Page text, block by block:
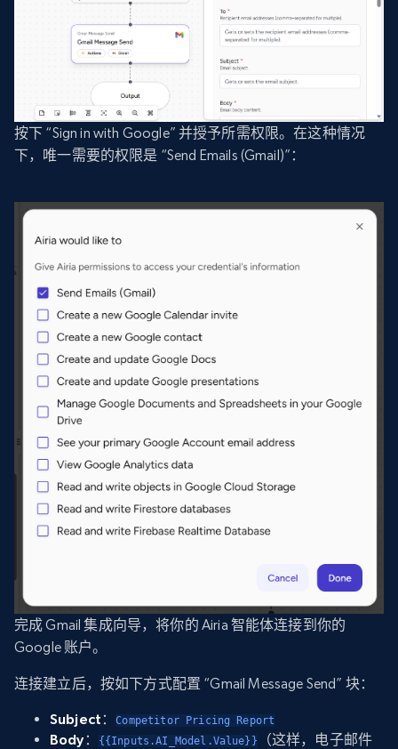
按下 “Sign in with Google” 并授予所需权限。在这种情况
下，唯一需要的权限是 “Send Emails (Gmail)”：
完成 Gmail 集成向导，将你的 Airia 智能体连接到你的
Google 账户。
连接建立后，按如下方式配置 “Gmail Message Send” 块：
Subject ：Competitor Pricing Report
Body ： {{Inputs.AI_Model.Value}}
（这样，电子邮件